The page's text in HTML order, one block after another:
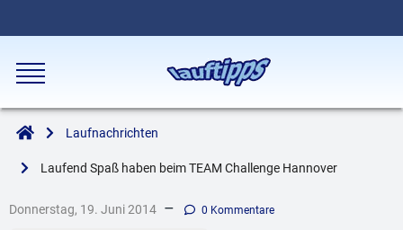
Laufnachrichten
Laufend Spaß haben beim TEAM Challenge Hannover
Donnerstag, 19. Juni 2014 – 0 Kommentare